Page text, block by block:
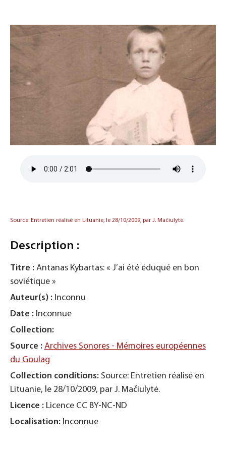
Source: Entretien réalisé en Lituanie, le 28/10/2009, par J. Mačiulytė.
Description :
Titre : Antanas Kybartas: « J’ai été éduqué en bon
soviétique »
Auteur(s) : Inconnu
Date : Inconnue
Collection:
Source : Archives Sonores - Mémoires européennes
du Goulag
Collection conditions: Source: Entretien réalisé en
Lituanie, le 28/10/2009, par J. Mačiulytė.
Licence : Licence CC BY-NC-ND
Localisation: Inconnue